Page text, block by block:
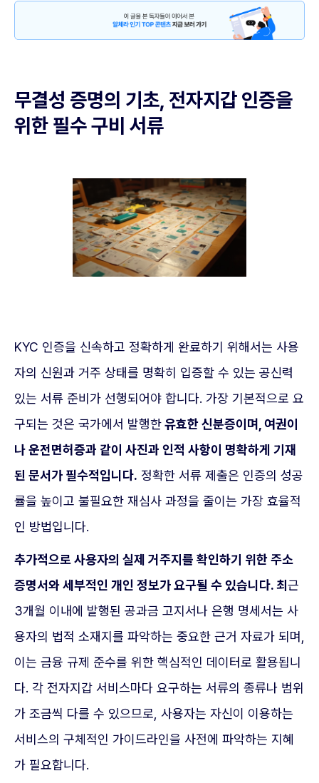
무결성 증명의 기초, 전자지갑 인증을
위한 필수 구비 서류
KYC 인증을 신속하고 정확하게 완료하기 위해서는 사용
자의 신원과 거주 상태를 명확히 입증할 수 있는 공신력
있는 서류 준비가 선행되어야 합니다. 가장 기본적으로 요
구되는 것은 국가에서 발행한유효한 신분증이며, 여권이
나 운전면허증과 같이 사진과 인적 사항이 명확하게 기재
된 문서가 필수적입니다. 정확한 서류 제출은 인증의 성공
률을 높이고 불필요한 재심사 과정을 줄이는 가장 효율적
인 방법입니다.
추가적으로 사용자의 실제 거주지를 확인하기 위한 주소
증명서와 세부적인 개인 정보가 요구될 수 있습니다. 최 근
3개월 이내에 발행된 공과금 고지서나 은행 명세서는 사
용자의 법적 소재지를 파악하는 중요한 근거 자료가 되며,
이는 금융 규제 준수를 위한 핵심적인 데이터로 활용됩니
다. 각 전자지갑 서비스마다 요구하는 서류의 종류나 범위
가 조금씩 다를 수 있으므로, 사용자는 자신이 이용하는
서비스의 구체적인 가이드라인을 사전에 파악하는 지혜
가 필요합니다.